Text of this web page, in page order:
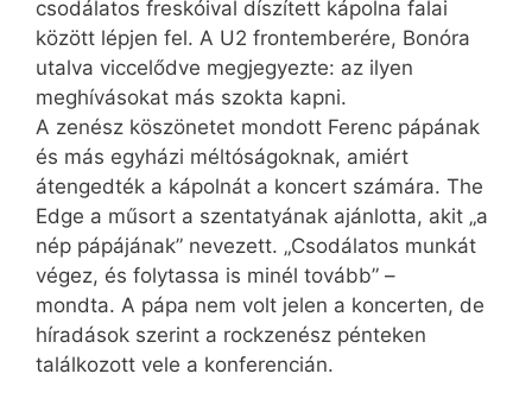
csodálatos freskóival díszített kápolna falai
között lépjen fel. A U2 frontemberére, Bonóra
utalva viccelődve megjegyezte: az ilyen
meghívásokat más szokta kapni.
A zenész köszönetet mondott Ferenc pápának
és más egyházi méltóságoknak, amiért
átengedték a kápolnát a koncert számára. The
Edge a műsort a szentatyának ajánlotta, akit „a
nép pápájának” nevezett. „Csodálatos munkát
végez, és folytassa is minél tovább” –
mondta. A pápa nem volt jelen a koncerten, de
híradások szerint a rockzenész pénteken
találkozott vele a konferencián.